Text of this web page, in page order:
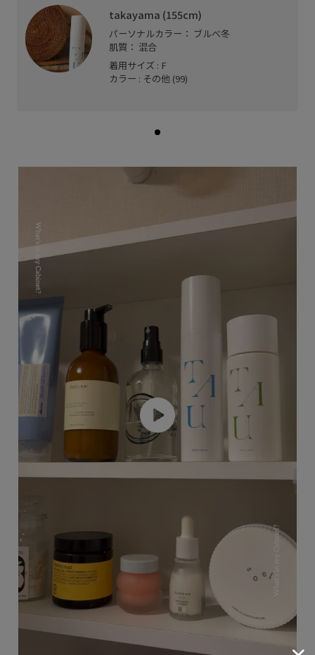
takayama (155cm)
パーソナルカラー： ブルべ冬
肌質： 混合
着用サイズ : F
カラー : その他 (99)